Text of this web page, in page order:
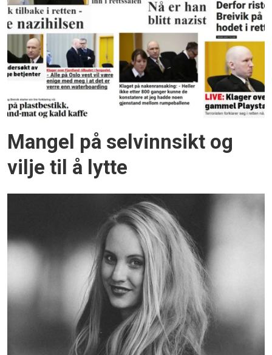
Mangel på selvinnsikt og
vilje til å lytte